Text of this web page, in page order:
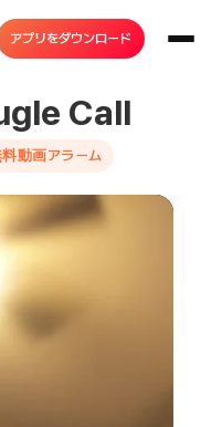
アプリをダウンロード
Call
動画アラーム